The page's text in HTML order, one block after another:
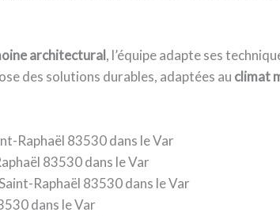
architectural, l’équipe adapte ses
des solutions durables, adaptées au climat
Raphaël 83530 dans le Var
83530 dans le Var
Raphaël 83530 dans le Var
dans le Var